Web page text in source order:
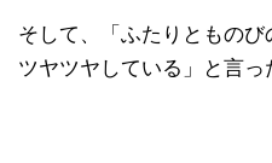
そして、「ふたりともの
ツヤツヤしている」と言っ